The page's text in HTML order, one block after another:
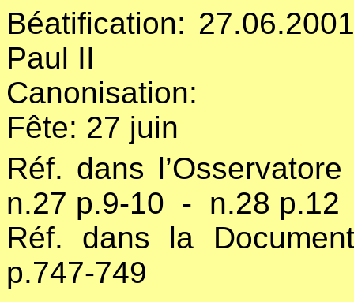
Béatification: 27.06.2001
Paul II
Canonisation:
Fête: 27 juin
Réf. dans
n.27 p.9-10 - n.28 p.12
Réf. dans la
p.747-749